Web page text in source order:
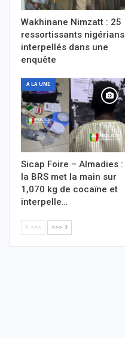
Wakhinane Nimzatt : 25
ressortissants nigérians
interpellés dans une
enquête
A LA UNE
Sicap Foire – Almadies :
la BRS met la main sur
1,070 kg de cocaïne et
interpelle…
<<< >>>